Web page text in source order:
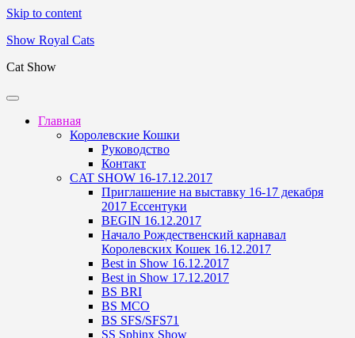
Skip to content
Show Royal Cats
Cat Show
Главная
Королевские Кошки
Руководство
Контакт
CAT SHOW 16-17.12.2017
Приглашение на выставку 16-17 декабря
2017 Ессентуки
BEGIN 16.12.2017
Начало Рождественский карнавал
Королевских Кошек 16.12.2017
Best in Show 16.12.2017
Best in Show 17.12.2017
BS BRI
BS MCO
BS SFS/SFS71
SS Sphinx Show